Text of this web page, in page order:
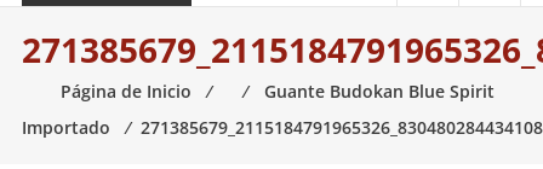
necesario
para
las
Página de Inicio ⁄ ⁄ Guante Budokan Blue Spirit
Importado
⁄